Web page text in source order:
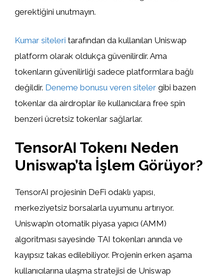
gerektiğini unutmayın.
Kumar siteleri tarafından da kullanılan Uniswap
platform olarak oldukça güvenilirdir. Ama
tokenların güvenilirliği sadece platformlara bağlı
değildir. Deneme bonusu veren siteler gibi bazen
tokenlar da airdroplar ile kullanıcılara free spin
benzeri ücretsiz tokenlar sağlarlar.
TensorAI Tokenı Neden
Uniswap’ta İşlem Görüyor?
TensorAI projesinin DeFi odaklı yapısı,
merkeziyetsiz borsalarla uyumunu artırıyor.
Uniswap’ın otomatik piyasa yapıcı (AMM)
algoritması sayesinde TAI tokenları anında ve
kayıpsız takas edilebiliyor. Projenin erken aşama
kullanıcılarına ulaşma stratejisi de Uniswap